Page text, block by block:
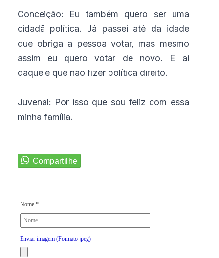
Conceição: Eu também quero ser uma
cidadã política. Já passei até da idade
que obriga a pessoa votar, mas mesmo
assim eu quero votar de novo. E ai
daquele que não fizer política direito.
Juvenal: Por isso que sou feliz com essa
minha família.
Nome *
Enviar imagem (Formato jpeg)